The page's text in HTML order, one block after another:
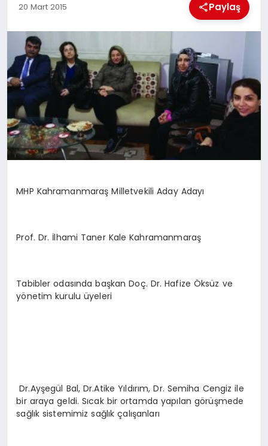
DÜNYA
İLETIŞIM
YAZARLAR
KÜNYE
20 Mart 2015 Paylaş
MHP Kahramanmaraş Milletvekili Aday Adayı
Prof. Dr. İlhami Taner Kale Kahramanmaraş
Tabibler odasında başkan Doç. Dr. Hafize Öksüz ve
yönetim kurulu üyeleri
Dr.Ayşegül Bal, Dr.Atike Yıldırım, Dr. Semiha Cengiz ile
bir araya geldi. Sıcak bir ortamda yapılan görüşmede
sağlık sistemimiz sağlık çalışanları